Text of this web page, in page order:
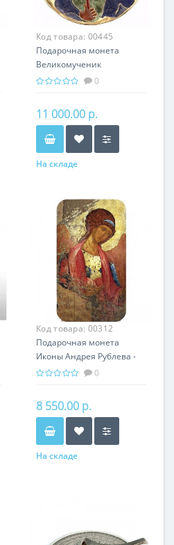
Код товара: 00445
Подарочная монета
Великомученик
Пантелеймон серебро
религия Христианство
0
11 000.00 р.
На складе
Код товара: 00312
Подарочная монета
Иконы Андрея Рублева -
Архангел Михаил серебро
сувенир
0
8 550.00 р.
На складе